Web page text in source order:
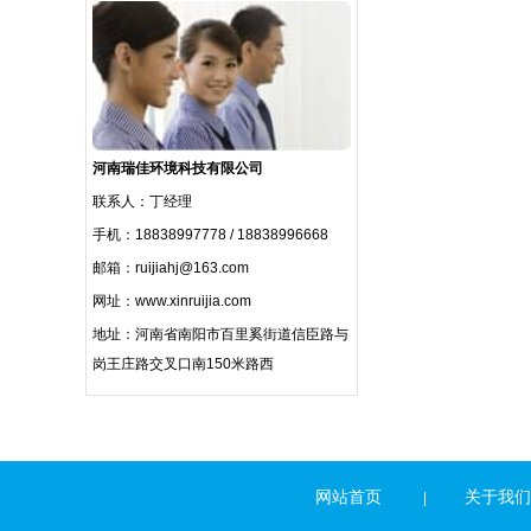
河南瑞佳环境科技有限公司
联系人：丁经理
手机：18838997778 / 18838996668
邮箱：ruijiahj@163.com
网址：www.xinruijia.com
地址：河南省南阳市百里奚街道信臣路与
岗王庄路交叉口南150米路西
网站首页 关于我们